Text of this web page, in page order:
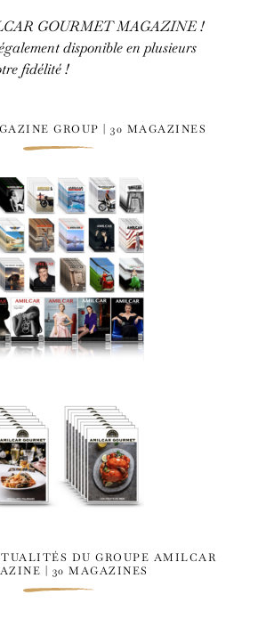
GOURMET MAGAZINE !
disponible en plusieurs
fidélité !
GROUP | 30 MAGAZINES
DU GROUPE AMILCAR
| 30 MAGAZINES